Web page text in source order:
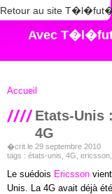
Retour au site
Avec
Accueil
Etats-Unis
4G
�crit le 29 septembre 2010
tags : états-unis 4G ericsson
Le suédois Ericsson
Unis. La 4G avait déjà